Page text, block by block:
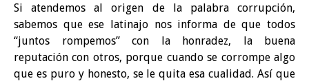
Si atendemos al origen de la palabra corrupción,
sabemos que ese latinajo nos informa de que todos
“juntos rompemos” con la honradez, la buena
reputación con otros, porque cuando se corrompe algo
que es puro y honesto, se le quita esa cualidad. Así que